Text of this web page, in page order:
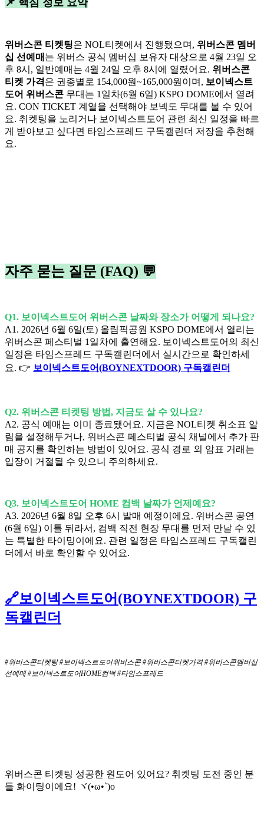
위버스콘 티켓팅은 NOL티켓에서 진행됐으며, 위버스콘 멤버
십 선예매 는 위버스 공식 멤버십 보유자 대상으로 4월 23일 오
후 8시, 일반예매는 4월 24일 오후 8시에 열렸어요. 위버스콘
티켓 가격은 권종별로 154,000원~165,000원이며, 보이넥스트
도어 위버스콘 무대는 1일차(6월 6일) KSPO DOME에서 열려
요. CON TICKET 계열을 선택해야 보넥도 무대를 볼 수 있어
요. 취켓팅을 노리거나 보이넥스트도어 관련 최신 일정을 빠르
게 받아보고 싶다면 타임스프레드 구독캘린더 저장을 추천해
요.
자주 묻는 질문 (FAQ) 💬
Q1. 보이넥스트도어 위버스콘 날짜와 장소가 어떻게 되나요?
A1. 2026년 6월 6일(토) 올림픽공원 KSPO DOME에서 열리는
위버스콘 페스티벌 1일차에 출연해요. 보이넥스트도어의 최신
일정은 타임스프레드 구독캘린더에서 실시간으로 확인하세
요. 👉 보이넥스트도어(BOYNEXTDOOR) 구독캘린더
Q2. 위버스콘 티켓팅 방법, 지금도 살 수 있나요?
A2. 공식 예매는 이미 종료됐어요. 지금은 NOL티켓 취소표 알
림을 설정해두거나, 위버스콘 페스티벌 공식 채널에서 추가 판
매 공지를 확인하는 방법이 있어요. 공식 경로 외 암표 거래는
입장이 거절될 수 있으니 주의하세요.
Q3. 보이넥스트도어 HOME 컴백 날짜가 언제예요?
A3. 2026년 6월 8일 오후 6시 발매 예정이에요. 위버스콘 공연
(6월 6일) 이틀 뒤라서, 컴백 직전 현장 무대를 먼저 만날 수 있
는 특별한 타이밍이에요. 관련 일정은 타임스프레드 구독캘린
더에서 바로 확인할 수 있어요.
🔗보이넥스트도어(BOYNEXTDOOR) 구
독캘린더
#위버스콘티켓팅 #보이넥스트도어위버스콘 #위버스콘티켓가격 #위버스콘멤버십
선예매 #보이넥스트도어HOME컴백 #타임스프레드
위버스콘 티켓팅 성공한 원도어 있어요? 취켓팅 도전 중인 분
들 화이팅이에요! ヾ(•ω•`)o